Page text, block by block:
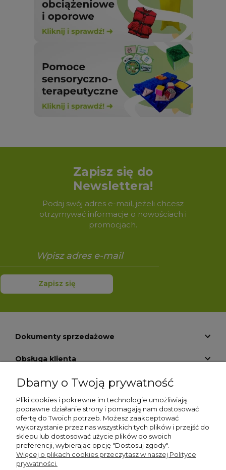
Zapisz się do
Newslettera!
Podaj swój adres e-mail, jeżeli chcesz
otrzymywać informacje o nowościach i
promocjach.
Zapisz się
Dokumenty sprzedażowe
Obsługa klienta
Informacje
Pomoc
O nas
Moje konto
Dbamy o Twoją prywatność
Pliki cookies i pokrewne im technologie umożliwiają
poprawne działanie strony i pomagają nam dostosować
ofertę do Twoich potrzeb. Możesz zaakceptować
wykorzystanie przez nas wszystkich tych plików i przejść do
sklepu lub dostosować użycie plików do swoich
preferencji, wybierając opcję "Dostosuj zgody".
Więcej o plikach cookies przeczytasz w naszej Polityce
prywatności.